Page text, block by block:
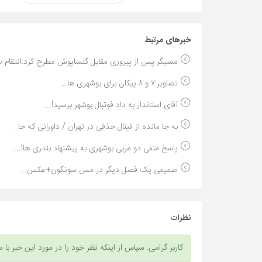
خبر‌های مرتبط
مسیگر پس از پیروزی مقابل گلساپوش مطرح
تصاویر:۷ و ۸ پیکان برای بوشهری ها...
آقای استاندار به داد فوتبال بوشهر برسید!...
به جا مانده از فینال حذفی در تهران / داورانی که حا...
پاسخ منفی دو مربی بوشهری به پیشنهاد بندری ها!...
صمیمی یک فصل دیگر در مس سونگون+عکس...
نظرات
کاربر گرامی: سپاس از اینکه نظر خود را در مورد این خبر